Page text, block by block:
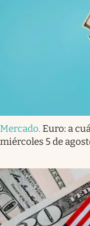
Mercado. Euro: a
miércoles 5 de